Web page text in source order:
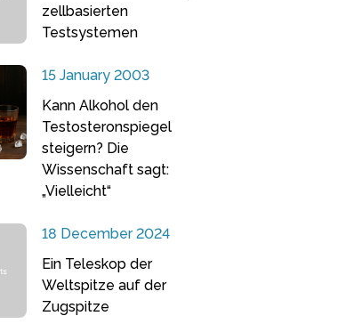
zellbasierten
Testsystemen
15 January 2003
Kann Alkohol den
Testosteronspiegel
steigern? Die
Wissenschaft sagt:
„Vielleicht“
18 December 2024
Ein Teleskop der
Weltspitze auf der
Zugspitze